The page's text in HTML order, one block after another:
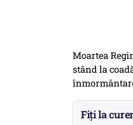
Moartea
stând la
Fiți la